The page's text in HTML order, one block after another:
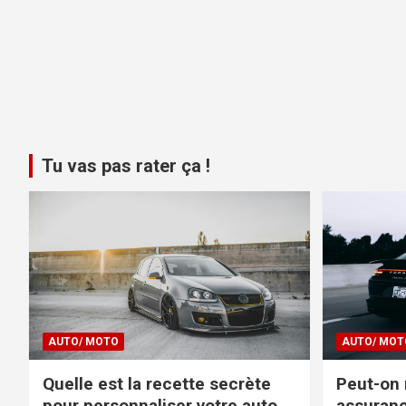
Tu vas pas rater ça !
AUTO/ MOTO
Quelle est la recette secrète
AUTO/
Peut-on